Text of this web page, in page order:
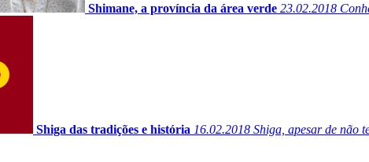
Shimane, a província da área verde 23.02.2018
Shiga das tradições e história 16.02.2018 Shiga, apesar de não